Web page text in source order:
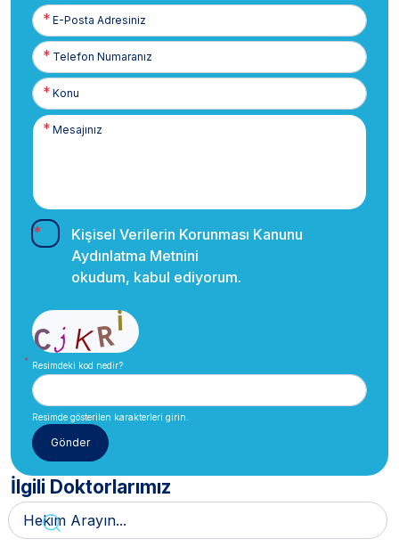
E-
Posta
Telefon
Numaranız
Kişisel Verilerin Korunması Kanunu
Aydınlatma Metnini
okudum, kabul ediyorum.
Resimdeki kod nedir?
Resimde gösterilen karakterleri girin.
İlgili Doktorlarımız